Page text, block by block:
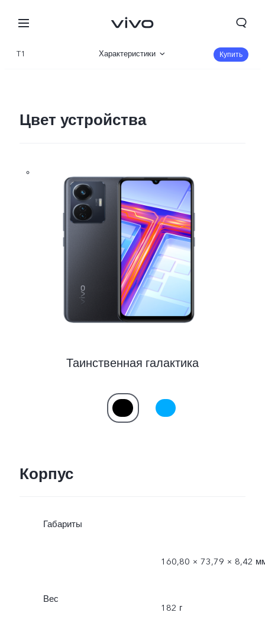
T1 Характеристики Купить
Цвет устройства
Таинственная галактика
Корпус
Габариты
160,80 × 73,79 × 8,42
Вес
182 г